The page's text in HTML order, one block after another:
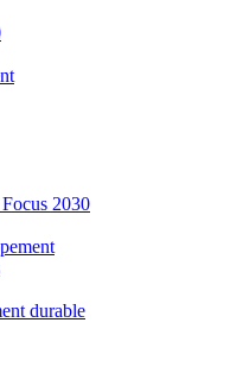
2030
durable